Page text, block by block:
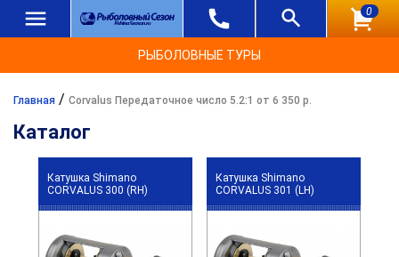
0
РЫБОЛОВНЫЕ ТУРЫ
Главная / Corvalus Передаточное число 5.2:1 от 6 350 р.
Каталог
Катушка Shimano
CORVALUS 300 (RH)
Катушка Shimano
CORVALUS 301 (LH)